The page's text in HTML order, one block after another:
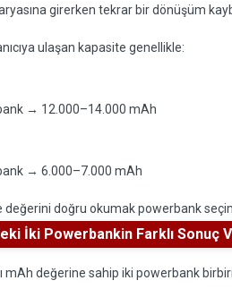
girerken tekrar bir dönüşüm
ulaşan kapasite genellikle:
→ 12.000–14.000 mAh
→ 6.000–7.000 mAh
değerini doğru okumak powerbank
İki Powerbankin Farklı Sonuç
mAh değerine sahip iki powerbank